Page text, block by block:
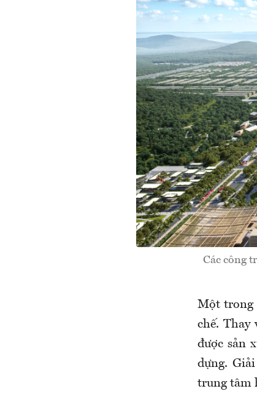
Các công
Một trong
chế. Thay
được sản
dựng.
trung tâm